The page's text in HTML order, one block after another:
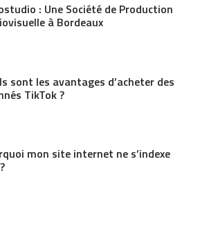
: Une Société de Production
à Bordeaux
sont les avantages d’acheter des
TikTok ?
mon site internet ne s’indexe